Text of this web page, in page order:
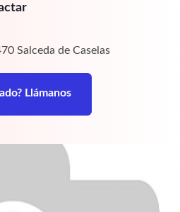
Salceda de Caselas
Llámanos